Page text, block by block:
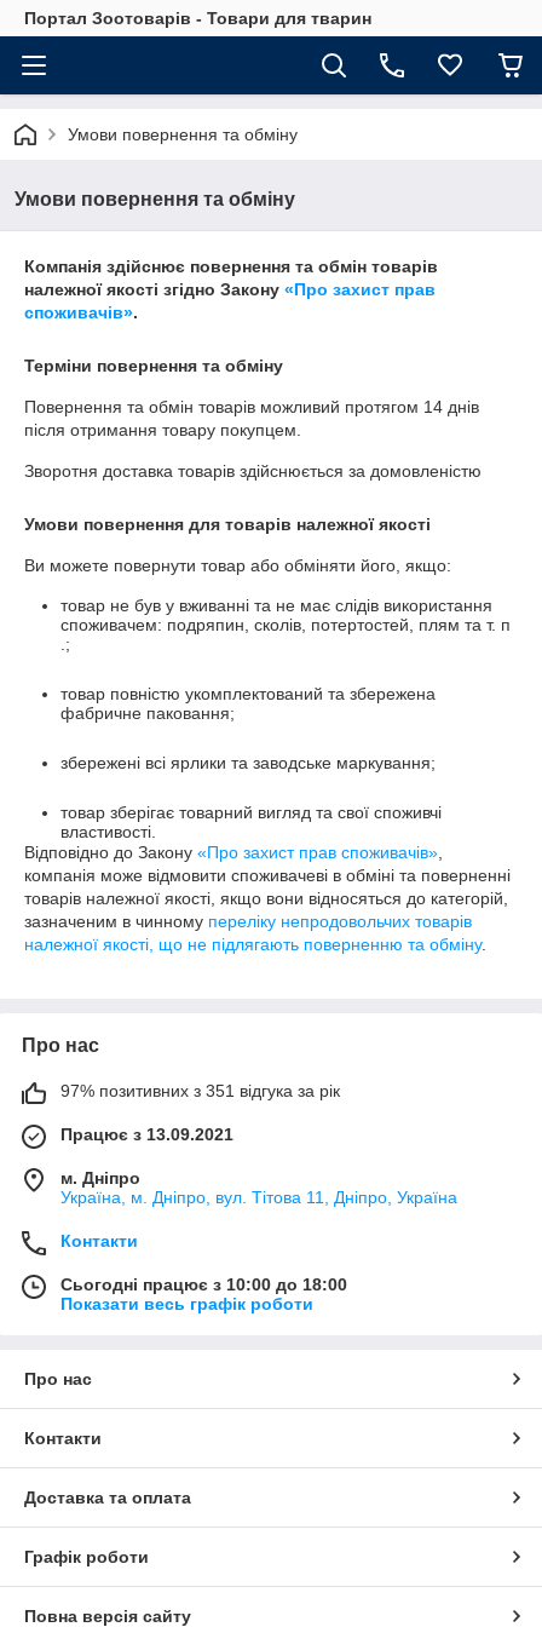
Портал Зоотоварів - Товари для тварин
Умови повернення та обміну
Умови повернення та обміну
Компанія здійснює повернення та обмін товарів
належної якості згідно Закону «Про захист прав
споживачів».
Терміни повернення та обміну
Повернення та обмін товарів можливий протягом 14 днів
після отримання товару покупцем.
Зворотня доставка товарів здійснюється за домовленістю
Умови повернення для товарів належної якості
Ви можете повернути товар або обміняти його, якщо:
товар не був у вживанні та не має слідів використання
споживачем: подряпин, сколів, потертостей, плям та т. п
.;
товар повністю укомплектований та збережена
фабричне паковання;
збережені всі ярлики та заводське маркування;
товар зберігає товарний вигляд та свої споживчі
властивості.
Відповідно до Закону «Про захист прав споживачів»
компанія може відмовити споживачеві в обміні та поверненні
товарів належної якості, якщо вони відносяться до категорій,
зазначеним в чинному переліку непродовольчих товарів
належної якості, що не підлягають поверненню та обміну.
Про нас
97% позитивних з 351 відгука за рік
Працює з 13.09.2021
м. Дніпро
Україна, м. Дніпро, вул. Тітова 11, Дніпро, Україна
Контакти
Сьогодні працює з 10:00 до 18:00
Показати весь графік роботи
Про нас
Контакти
Доставка та оплата
Графік роботи
Повна версія сайту